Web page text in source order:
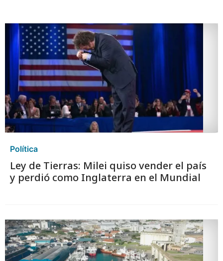
Política
Ley de Tierras: Milei quiso vender el país
y perdió como Inglaterra en el Mundial